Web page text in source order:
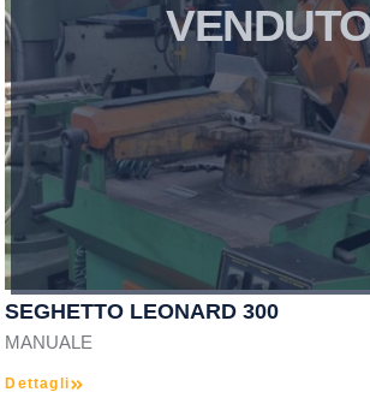
SEGHETTO LEONARD 300
MANUALE
Dettagli